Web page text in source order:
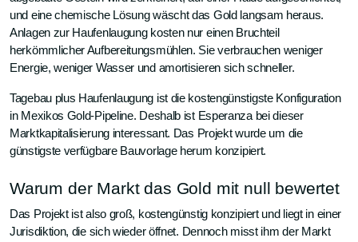
und eine chemische Lösung wäscht das Gold langsam heraus.
Anlagen zur Haufenlaugung kosten nur einen Bruchteil
herkömmlicher Aufbereitungsmühlen. Sie verbrauchen weniger
Energie, weniger Wasser und amortisieren sich schneller.
Tagebau plus Haufenlaugung ist die kostengünstigste Konfiguration
in Mexikos Gold-Pipeline. Deshalb ist Esperanza bei dieser
Marktkapitalisierung interessant. Das Projekt wurde um die
günstigste verfügbare Bauvorlage herum konzipiert.
Warum der Markt das Gold mit null bewertet
Das Projekt ist also groß, kostengünstig konzipiert und liegt in einer
Jurisdiktion, die sich wieder öffnet. Dennoch misst ihm der Markt